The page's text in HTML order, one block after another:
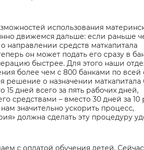
использования
движемся дальше: если раньше
направлении средств маткапитала
он может подать его сразу в
быстрее. Для этого наши
более чем с 800 банками по всей
решение о назначении маткапитала
15 дней всего за пять рабочих дней,
средствами – вместо 30 дней за 10
значительно ускорить процесс,
должна сделать эту процедуру
с оплатой обучения детей.